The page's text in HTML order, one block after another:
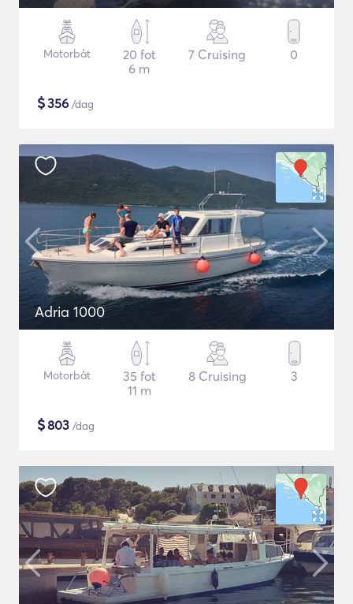
Motorbåt
20 fot
6 m
7 Cruising 0
$356 /dag
Adria 1000
Motorbåt
35 fot
11 m
8 Cruising 3
$803 /dag